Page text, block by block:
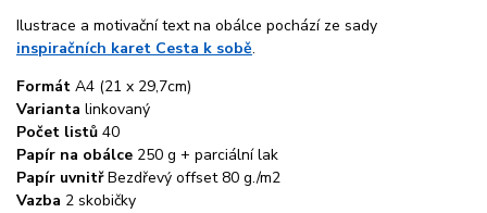
Ilustrace a motivační text na obálce pochází ze sady
inspiračních karet Cesta k sobě.
Formát A4 (21 x 29,7cm)
Varianta linkovaný
Počet listů 40
Papír na obálce 250 g + parciální lak
Papír uvnitřBezdřevý offset 80 g./m2
Vazba 2 skobičky